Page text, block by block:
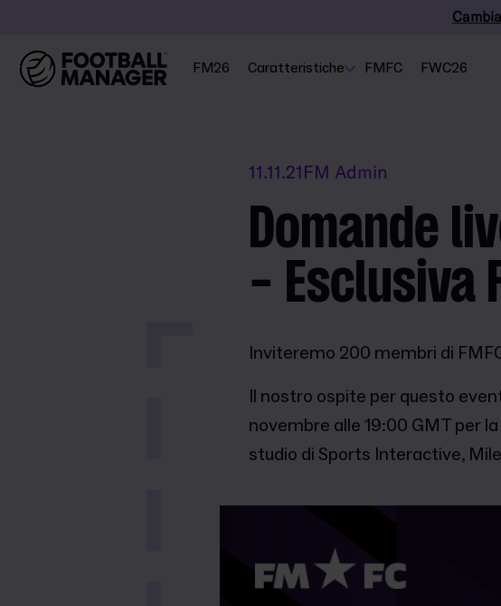
FM26 Caratteristiche FMFC FWC26
11.11.21FM Admin
Domande
- Esclusiva
Inviteremo 200 membri di
Il nostro ospite per questo
novembre alle 19:00 GMT per
studio di Sports Interactive,